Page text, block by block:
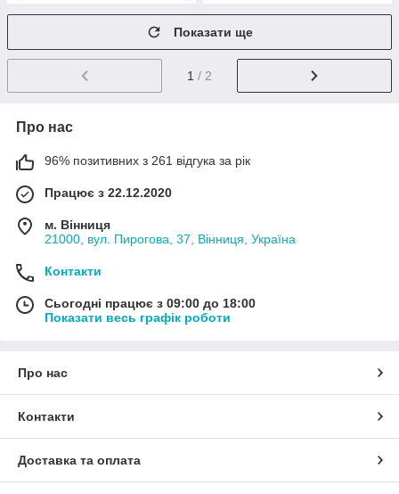
Показати ще
1 / 2
Про нас
96% позитивних з 261 відгука за рік
Працює з 22.12.2020
м. Вінниця
21000, вул. Пирогова, 37, Вінниця, Україна
Контакти
Сьогодні працює з 09:00 до 18:00
Показати весь графік роботи
Про нас
Контакти
Доставка та оплата